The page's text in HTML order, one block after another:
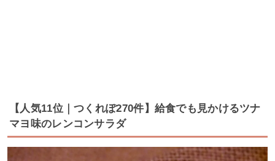
【人気11位｜つくれぽ270件】給食でも見かけるツナ
マヨ味のレンコンサラダ